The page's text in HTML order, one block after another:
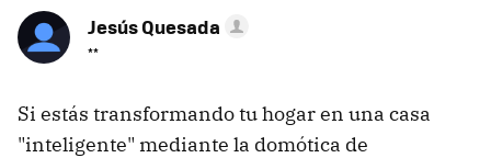
Jesús Quesada
**
Si estás transformando tu hogar en una casa
"inteligente" mediante la domótica de